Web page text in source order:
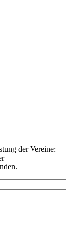
der Vereine: